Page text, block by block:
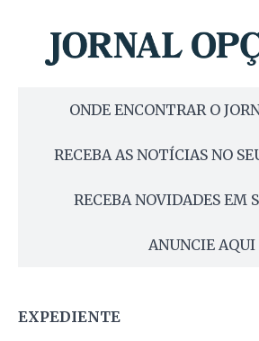
ONDE ENCONTRAR O
RECEBA AS NOTÍCIAS NO
RECEBA NOVIDADES EM
ANUNCIE AQUI
EXPEDIENTE